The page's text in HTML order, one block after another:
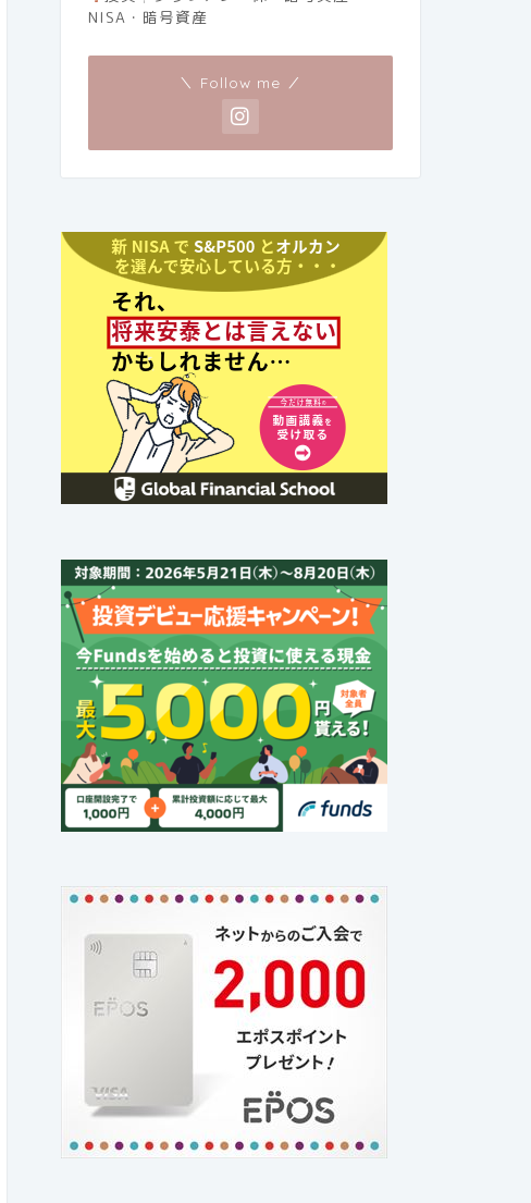
NISA・暗号資産
＼ Follow me ／